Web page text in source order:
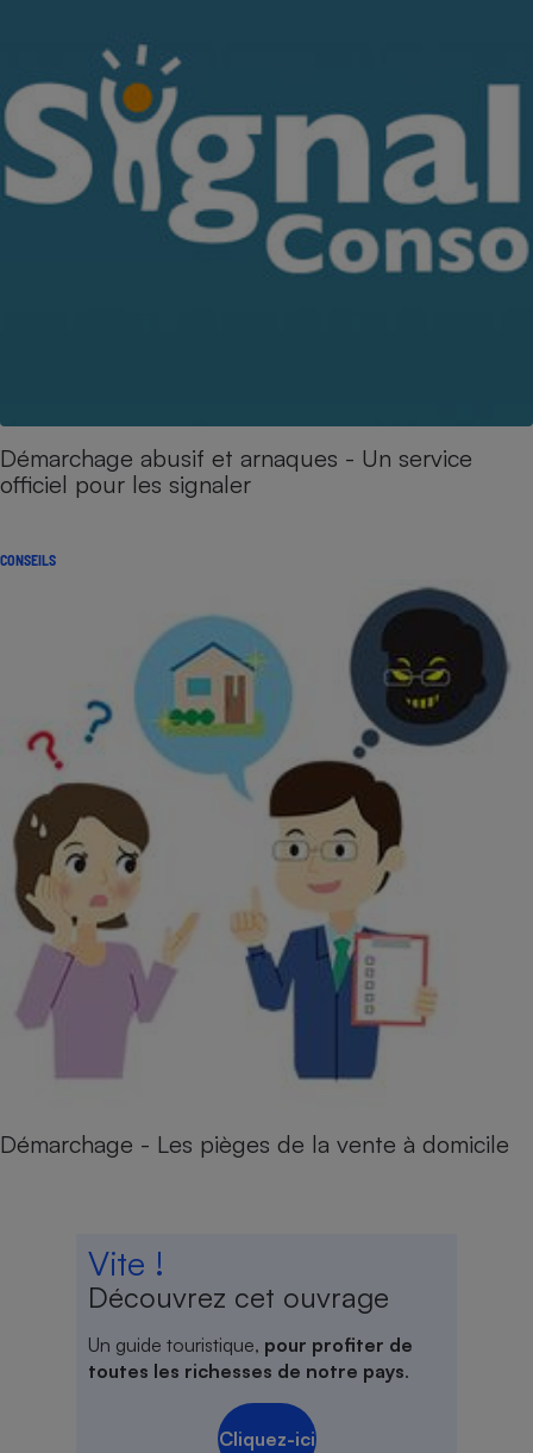
Démarchage abusif et arnaques - Un service
officiel pour les signaler
CONSEILS
Démarchage - Les pièges de la vente à domicile
Vite !
Découvrez cet ouvrage
Un guide touristique, pour profiter de
toutes les richesses de notre pays.
Cliquez-ici